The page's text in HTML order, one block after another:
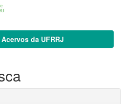
da UFRRJ